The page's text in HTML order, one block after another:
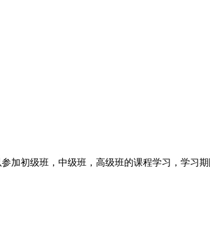
加初级班，中级班，高级班的课程学习，学习